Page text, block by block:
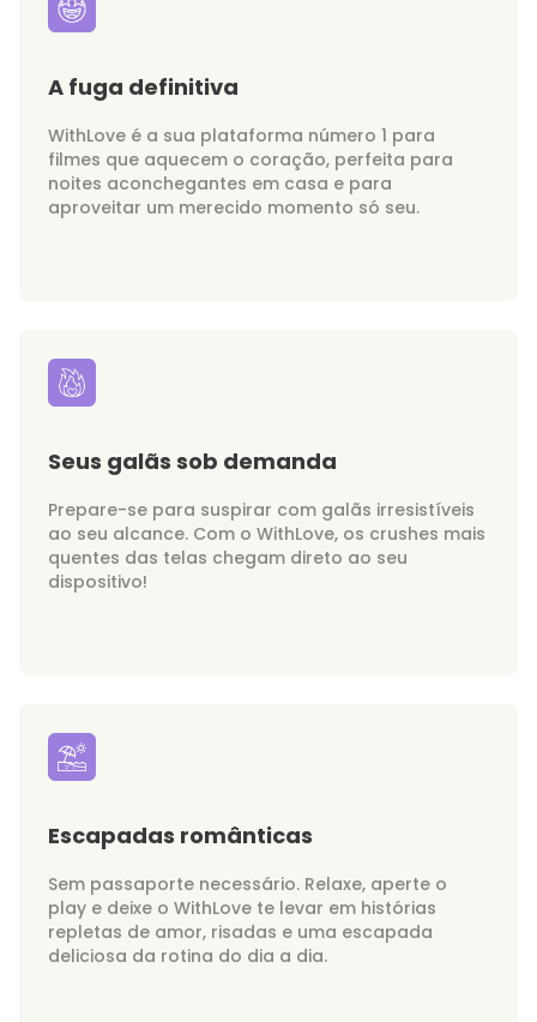
A fuga definitiva
WithLove é a sua plataforma número 1 para
filmes que aquecem o coração, perfeita para
noites aconchegantes em casa e para
aproveitar um merecido momento só seu.
Seus galãs sob demanda
Prepare-se para suspirar com galãs irresistíveis
ao seu alcance. Com o WithLove, os crushes mais
quentes das telas chegam direto ao seu
dispositivo!
Escapadas românticas
Sem passaporte necessário. Relaxe, aperte o
play e deixe o WithLove te levar em histórias
repletas de amor, risadas e uma escapada
deliciosa da rotina do dia a dia.